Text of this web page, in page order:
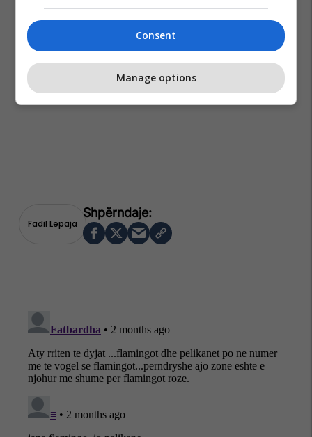
Fadil Lepaja
Consent
Manage options